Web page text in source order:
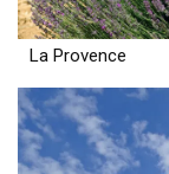
La Provence